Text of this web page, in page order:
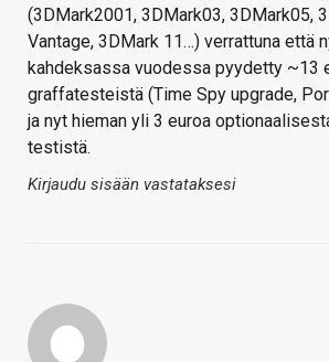
(3DMark2001, 3DMark03, 3DMark05,
Vantage, 3DMark 11…) verrattuna että
kahdeksassa vuodessa pyydetty ~13
graffatesteistä (Time Spy upgrade,
ja nyt hieman yli 3 euroa
testistä.
Kirjaudu sisään vastataksesi